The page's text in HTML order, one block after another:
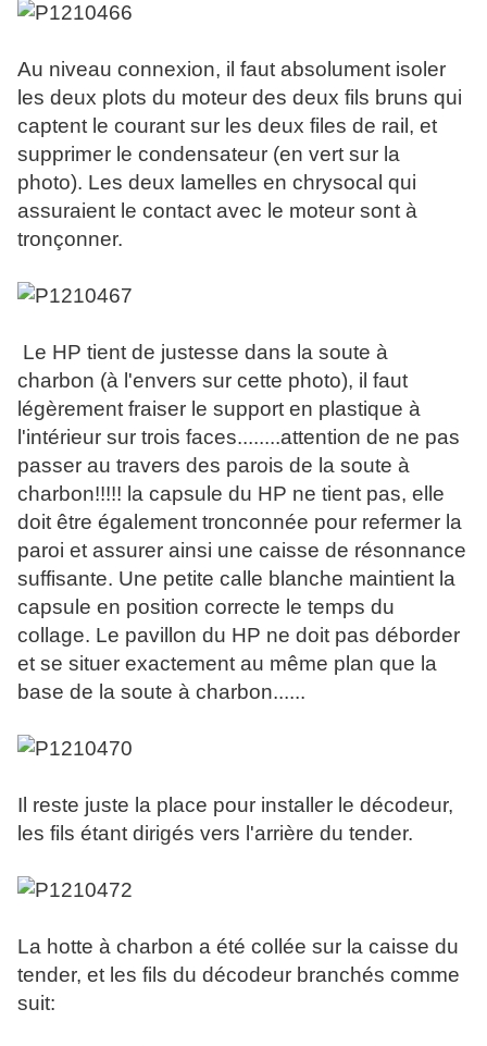
Au niveau connexion, il faut absolument isoler
les deux plots du moteur des deux fils bruns qui
captent le courant sur les deux files de rail, et
supprimer le condensateur (en vert sur la
photo). Les deux lamelles en chrysocal qui
assuraient le contact avec le moteur sont à
tronçonner.
Le HP tient de justesse dans la soute à
charbon (à l'envers sur cette photo), il faut
légèrement fraiser le support en plastique à
l'intérieur sur trois faces........attention de ne pas
passer au travers des parois de la soute à
charbon!!!!! la capsule du HP ne tient pas, elle
doit être également tronconnée pour refermer la
paroi et assurer ainsi une caisse de résonnance
suffisante. Une petite calle blanche maintient la
capsule en position correcte le temps du
collage. Le pavillon du HP ne doit pas déborder
et se situer exactement au même plan que la
base de la soute à charbon......
Il reste juste la place pour installer le décodeur,
les fils étant dirigés vers l'arrière du tender.
La hotte à charbon a été collée sur la caisse du
tender, et les fils du décodeur branchés comme
suit: